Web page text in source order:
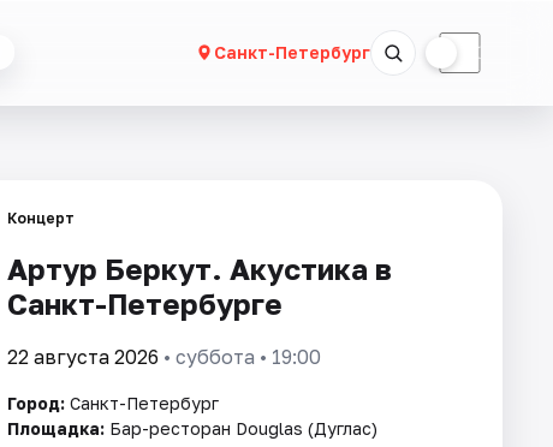
Санкт-Петербург ☾
Концерт
Артур Беркут. Акустика в
Санкт-Петербурге
22 августа 2026 • суббота • 19:00
Город: Санкт-Петербург
Площадка: Бар-ресторан Douglas (Дуглас)